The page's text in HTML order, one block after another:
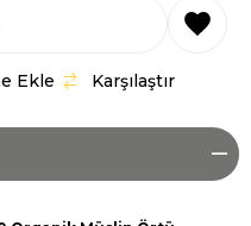
Ekle
Karşılaştır